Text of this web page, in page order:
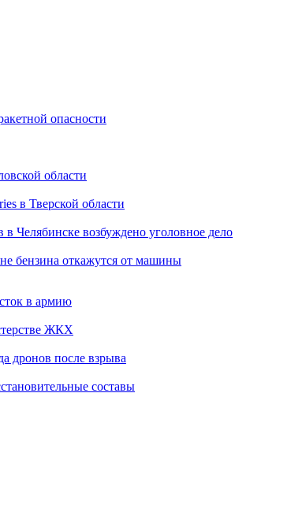
опасности
области
в Тверской области
Челябинске возбуждено уголовное дело
бензина откажутся от машины
в армию
ЖКХ
дронов после взрыва
составы